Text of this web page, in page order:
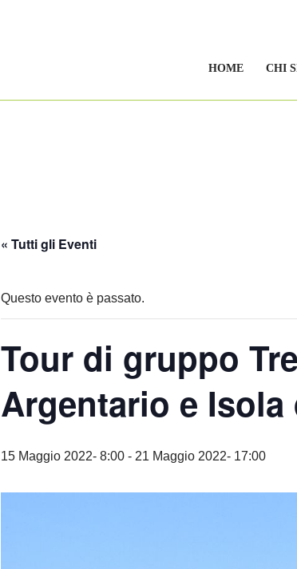
HOME CHI
« Tutti gli Eventi
Questo evento è passato.
Tour di gruppo
Argentario e
15 Maggio 2022- 8:00 - 21 Maggio 2022- 17:00